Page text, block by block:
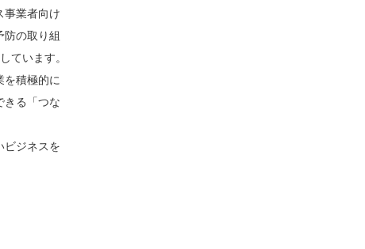
事業者向け
の取り組
ています。
を積極的に
きる「つな
ビジネスを